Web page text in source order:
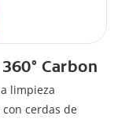
Carbon
limpieza
cerdas de